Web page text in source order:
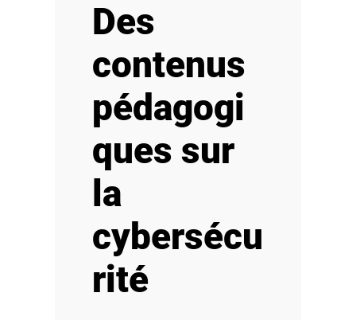
Des
contenus
pédagogi
ques sur
la
cybersécu
rité